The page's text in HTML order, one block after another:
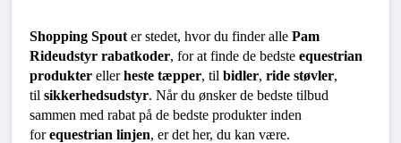
Shopping Spout er stedet, hvor du finder alle Pam
Rideudstyr rabatkoder, for at finde de bedste equestrian
produkter eller heste tæpper, til bidler, ride støvler,
til sikkerhedsudstyr. Når du ønsker de bedste tilbud
sammen med rabat på de bedste produkter inden
for equestrian linjen, er det her, du kan være.